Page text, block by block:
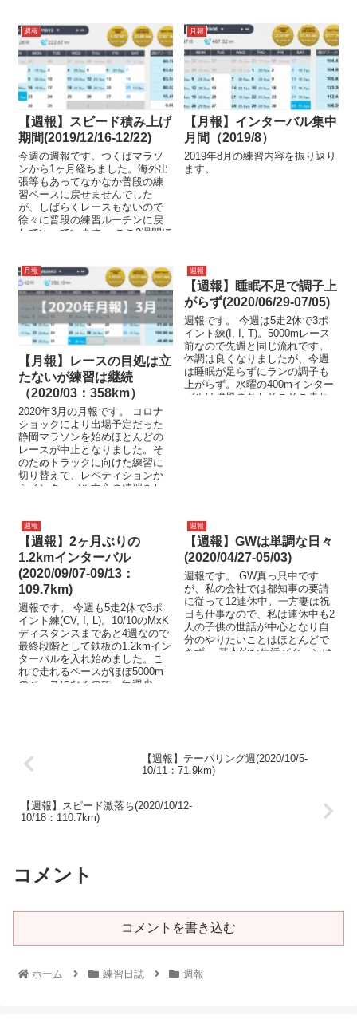
週報
【週報】スピード積み上げ
期間(2019/12/16-12/22)
今週の週報です。つくばマラソ
ンから1ヶ月経ちました。海外出
張等もあってなかなか普段の練
習ペースに戻せませんでした
が、しばらくレースもないので
徐々に普段の練習ルーチンに戻
していっています。 ここ2週間ほ
月報
【月報】インターバル集中
月間（2019/8）
2019年8月の練習内容を振り返り
ます。
月報
【月報】レースの目処は立
たないが練習は継続
（2020/03：358km）
2020年3月の月報です。 コロナ
ショックにより出場予定だった
静岡マラソンを始めほとんどの
レースが中止となりました。そ
のためトラックに向けた練習に
切り替えて、レペティションか
らインターバル中心の練習をし
週報
【週報】睡眠不足で調子上
がらず(2020/06/29-07/05)
週報です。 今週は5走2休で3ポ
イント練(I, I, T)。5000mレース
前なので先週と同じ流れです。
体調は良くなりましたが、今週
は睡眠が足らずにランの調子も
上がらず。水曜の400mインター
バルは強風のなかそこそこ走れ
週報
【週報】2ヶ月ぶりの
1.2kmインターバル
(2020/09/07-09/13：
109.7km)
週報です。 今週も5走2休で3ポ
イント練(CV, I, L)。10/10のMxK
ディスタンスまであと4週なので
最終段階として鉄板の1.2kmイン
ターバルを入れ始めました。こ
れで走れるペースがほぼ5000m
のペースになるので、毎週少
週報
【週報】GWは単調な日々
(2020/04/27-05/03)
週報です。 GW真っ只中です
が、私の会社では都知事の要請
に従って12連休中。一方妻は祝
日も仕事なので、私は連休中も2
人の子供の世話が中心となり自
分のやりたいことはほとんどで
きず。 基本的な生活パターンは
【週報】テーパリング週(2020/10/5-
10/11：71.9km)
【週報】スピード激落ち(2020/10/12-
10/18：110.7km)
コメント
コメントを書き込む
ホーム 練習日誌 週報